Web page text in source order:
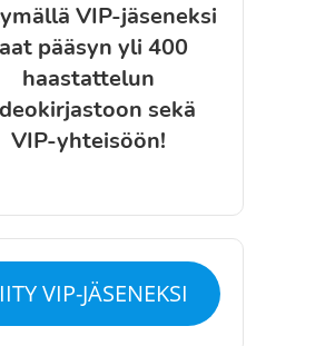
VIP-jäseneksi
pääsyn yli 400
haastattelun
sekä
VIP-yhteisöön!
VIP-JÄSENEKSI